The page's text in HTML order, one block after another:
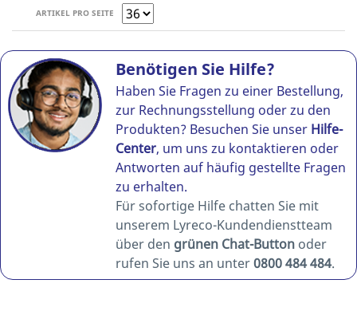
ARTIKEL PRO SEITE
Benötigen Sie Hilfe?
Haben Sie Fragen zu einer Bestellung,
zur Rechnungsstellung oder zu den
Produkten? Besuchen Sie unser Hilfe-
Center, um uns zu kontaktieren oder
Antworten auf häufig gestellte Fragen
zu erhalten.
Für sofortige Hilfe chatten Sie mit
unserem Lyreco-Kundendienstteam
über den grünen Chat-Button oder
rufen Sie uns an unter0800 484 484.